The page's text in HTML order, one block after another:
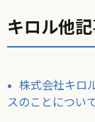
キロル他
株式会社キロ
スのことについ